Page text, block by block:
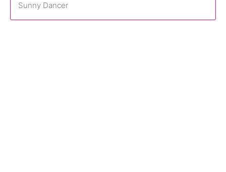
Sunny Dancer